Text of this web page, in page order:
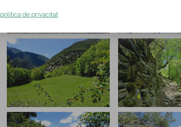
política de privacitat